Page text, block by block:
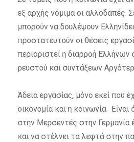
εξ αρχής νόμιμα οι αλλοδαπές.
μπορούν να δουλέψουν
προστατευτούν οι θέσεις
περιοριστεί η διαρροή Ελλήνων
ρευστού και συντάξεων
Άδεια εργασίας, μόνο εκεί που
οικονομία και η κοινωνία. Είναι
στην Μερσεντές στην Γερμανία
και να στέλνει τα λεφτά στην